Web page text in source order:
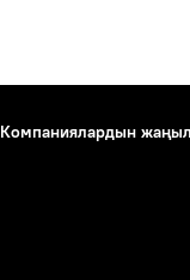
Компаниялардын